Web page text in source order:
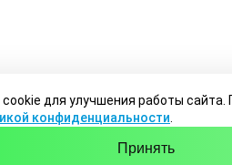
для улучшения работы сайта.
конфиденциальности
Принять